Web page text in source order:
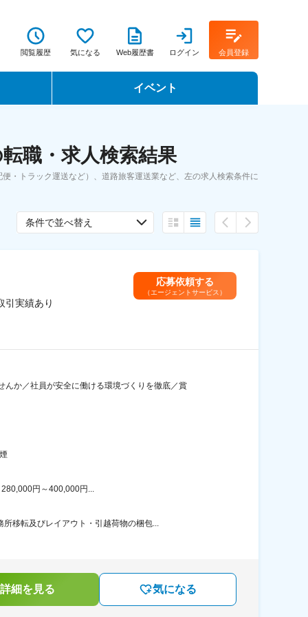
閲覧履歴 気になる Web履歴書 ログイン 会員登録
イベント
転職フェア
職・求人検索結果
・トラック運送など）、道路旅客運送業など、左の求人検索条件に
条件で並べ替え
引実績あり
応募依頼する
（エージェントサービス）
か／社員が安全に働ける環境づくりを徹底／賞
円～400,000円...
移転及びレイアウト・引越荷物の梱包...
細を見る 気になる